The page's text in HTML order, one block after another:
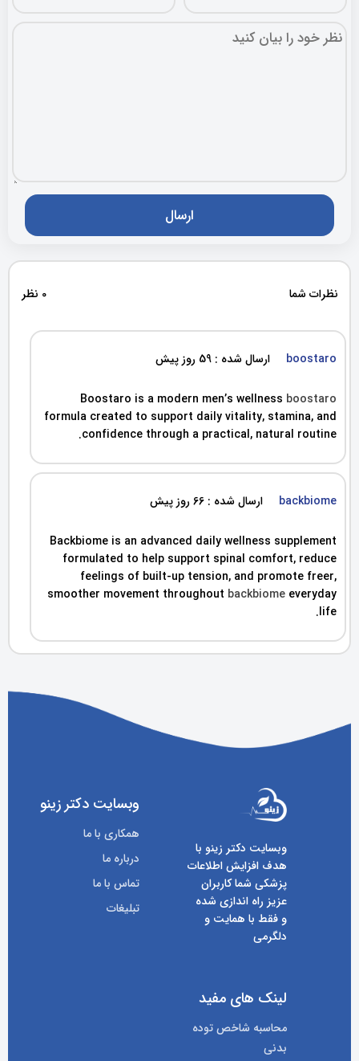
نظرات شما 0 نظر
boostaro ارسال شده : 59 روز پیش
Boostaro is a modern men’s wellness boostaro
formula created to support daily vitality, stamina, and
confidence through a practical, natural routine.
backbiome ارسال شده : 66 روز پیش
Backbiome is an advanced daily wellness supplement
formulated to help support spinal comfort, reduce
feelings of built-up tension, and promote freer,
smoother movement throughout backbiome everyday
life.
وبسایت دکتر زینو با
هدف افزایش اطلاعات
پزشکی شما کاربران
عزیز راه اندازی شده
و فقط با همایت و
دلگرمی
وبسایت دکتر زینو
همکاری با ما
درباره ما
تماس با ما
تبلیغات
لینک های مفید
محاسبه شاخص توده
بدنی